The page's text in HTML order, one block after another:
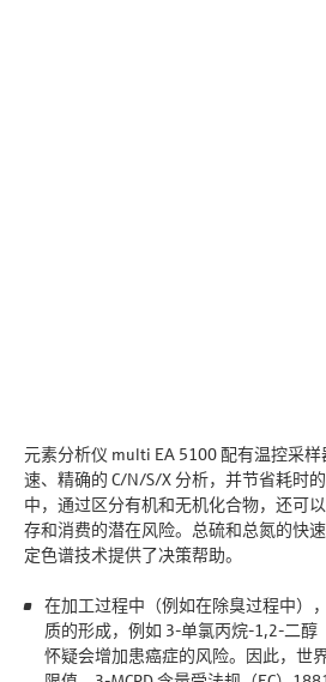
元素分析仪 multi EA 5100 配有温控采
速、精确的 C/N/S/X 分析，并节省耗时
中，通过区分有机和无机化合物，还可
存和消费的潜在风险。总硫和总氮的快
定色谱技术提供了决策帮助。
在加工过程中（例如在除臭过程中）
质的形成，例如 3-单氯丙烷-1,2-二醇
怀疑会增加患癌症的风险。因此，世